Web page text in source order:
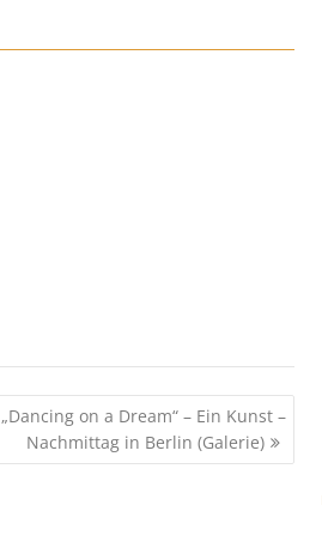
on a Dream“ – Ein Kunst –
Nachmittag in Berlin (Galerie)